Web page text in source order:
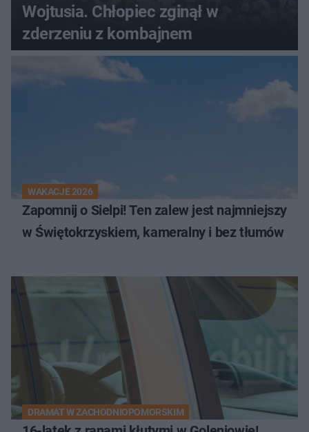
Wojtusia. Chłopiec zginął w
zderzeniu z kombajnem
WAKACJE 2026
Zapomnij o Sielpi! Ten zalew jest najmniejszy
w Świętokrzyskiem, kameralny i bez tłumów
DRAMAT W ZACHODNIOPOMORSKIM